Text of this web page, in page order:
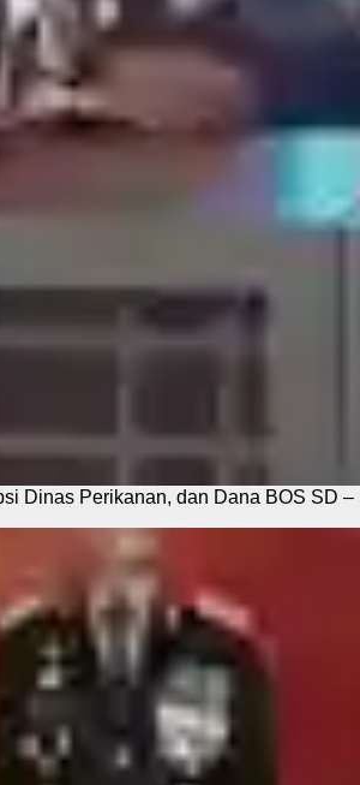
Dinas Perikanan, dan Dana BOS SD